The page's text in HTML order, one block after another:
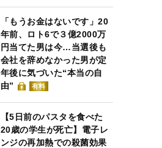
「もうお金はないです」20
年前、ロト6で３億2000万
円当てた男は今…当選後も
会社を辞めなかった男が定
年後に気づいた“本当の自
由”
有料
【5日前のパスタを食べた
20歳の学生が死亡】電子レ
ンジの再加熱での殺菌効果